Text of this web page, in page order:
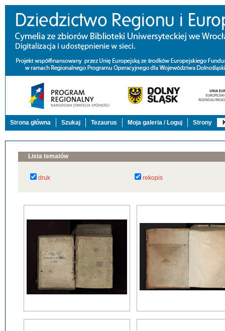
Strona główna Szukaj Tezaurus Moja galeria / Loguj Strony
Lista tematów
druk rekopis